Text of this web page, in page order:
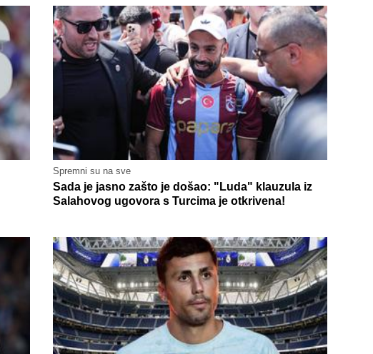
Spremni su na sve
Sada je jasno zašto je došao: "Luda" klauzula iz
Salahovog ugovora s Turcima je otkrivena!